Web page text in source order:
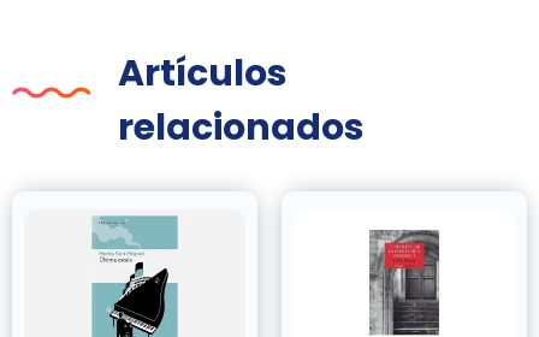
Artículos
relacionados